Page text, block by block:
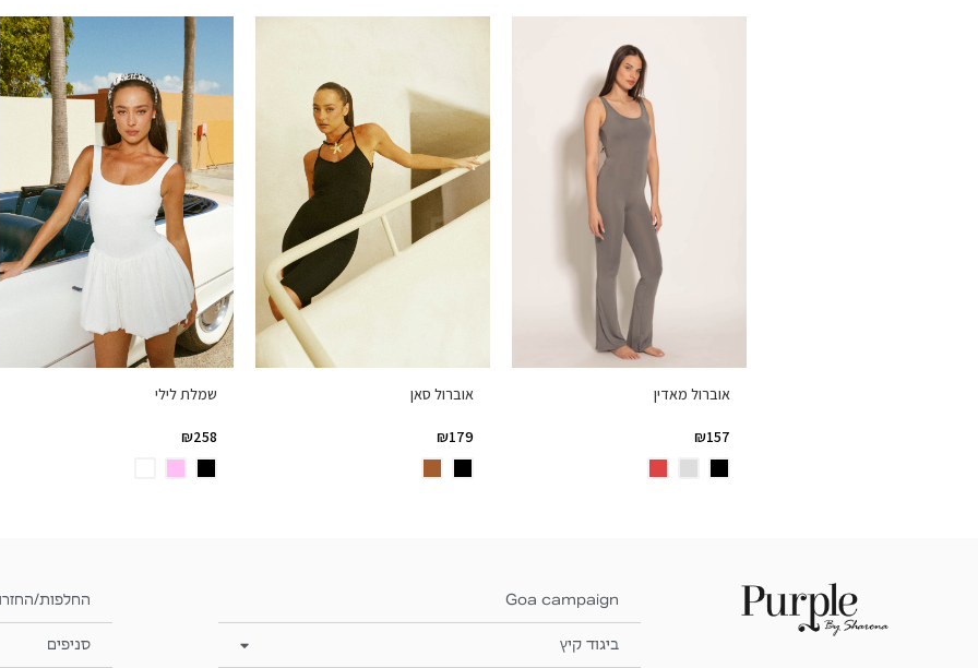
אוברול מאדין
₪157
אוברול סאן
₪179
שמלת לילי
₪258
Goa campaign
ביגוד קיץ
החלפות/
סניפים